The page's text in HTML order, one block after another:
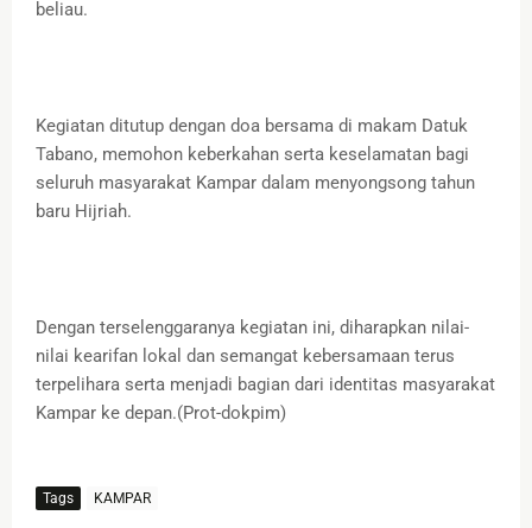
beliau.
Kegiatan ditutup dengan doa bersama di makam Datuk
Tabano, memohon keberkahan serta keselamatan bagi
seluruh masyarakat Kampar dalam menyongsong tahun
baru Hijriah.
Dengan terselenggaranya kegiatan ini, diharapkan nilai-
nilai kearifan lokal dan semangat kebersamaan terus
terpelihara serta menjadi bagian dari identitas masyarakat
Kampar ke depan.(Prot-dokpim)
Tags KAMPAR